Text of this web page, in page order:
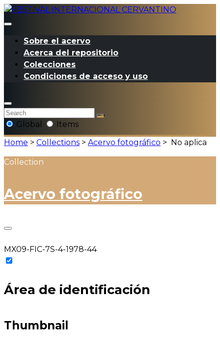
Sobre el acervo
Acerca del repositorio
Colecciones
Condiciones de acceso y uso
Global
Items
Home > Collections > Acervo fotográfico > No aplica
Collection
Acervo fotográfico
MX09-FIC-7S-4-1978-44
Área de identificación
Thumbnail